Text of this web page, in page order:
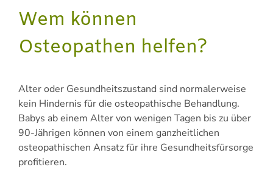
Wem können
Osteopathen helfen?
Alter oder Gesundheitszustand sind normalerweise
kein Hindernis für die osteopathische Behandlung.
Babys ab einem Alter von wenigen Tagen bis zu über
90-Jährigen können von einem ganzheitlichen
osteopathischen Ansatz für ihre Gesundheitsfürsorge
profitieren.